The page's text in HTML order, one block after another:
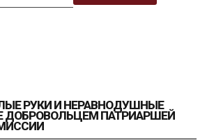
РУКИ И НЕРАВНОДУШНЫЕ
ДОБРОВОЛЬЦЕМ ПАТРИАРШЕЙ